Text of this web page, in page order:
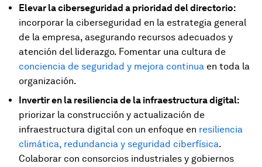
Elevar la ciberseguridad a prioridad del directorio:
incorporar la ciberseguridad en la estrategia general
de la empresa, asegurando recursos adecuados y
atención del liderazgo. Fomentar una cultura de
conciencia de seguridad y mejora continua en toda la
organización.
Invertir en la resiliencia de la infraestructura digital:
priorizar la construcción y actualización de
infraestructura digital con un enfoque en resiliencia
climática, redundancia y seguridad ciberfísica.
Colaborar con consorcios industriales y gobiernos